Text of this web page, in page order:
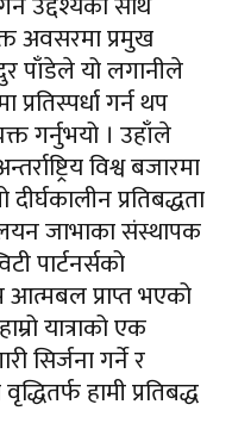
अवसरमा प्रमुख
पाँडेले यो लगानीले
गर्न थप
गर्नुभयो । उहाँले
विश्व बजारमा
दीर्घकालीन प्रतिबद्धता
जाभाका संस्थापक
पार्टनर्सको
आत्मबल प्राप्त भएको
यात्राको एक
सिर्जना गर्ने र
हामी प्रतिबद्ध